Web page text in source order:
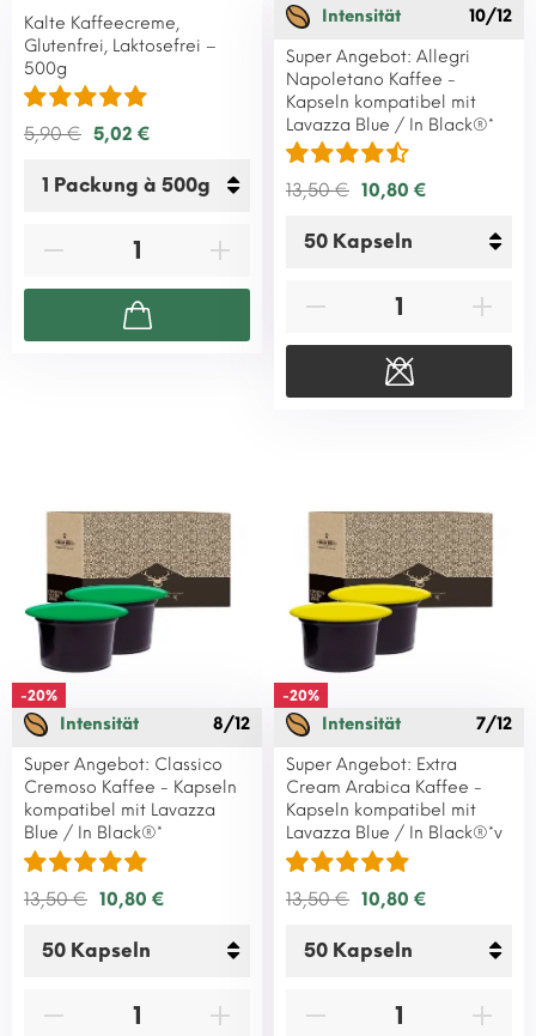
Kalte Kaffeecreme,
Glutenfrei, Laktosefrei –
500g
5,90 € 5,02 €
Intensität
10/12
Super Angebot: Allegri
Napoletano Kaffee -
Kapseln kompatibel mit
Lavazza Blue / In Black®*
13,50 € 10,80 €
-20%
Intensität
8/12
Super Angebot: Classico
Cremoso Kaffee - Kapseln
kompatibel mit Lavazza
Blue / In Black®*
13,50 € 10,80 €
-20%
Intensität
7/12
Super Angebot: Extra
Cream Arabica Kaffee -
Kapseln kompatibel mit
Lavazza Blue / In Black®*v
13,50 € 10,80 €